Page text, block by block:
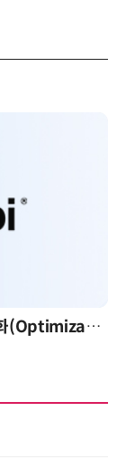
AI 핀옵스 실전